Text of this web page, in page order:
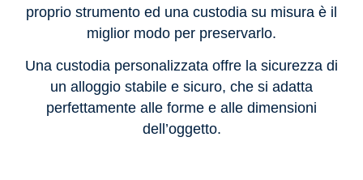
proprio strumento ed una custodia su misura è il
miglior modo per preservarlo.
Una custodia personalizzata offre la sicurezza di
un alloggio stabile e sicuro, che si adatta
perfettamente alle forme e alle dimensioni
dell’oggetto.